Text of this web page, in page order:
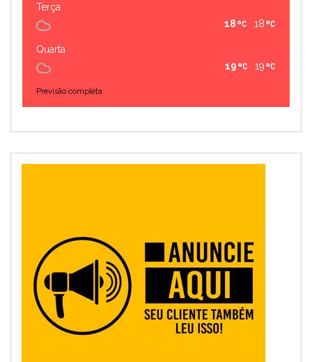
Terça
18
18
Quarta
19
19
Previsão completa